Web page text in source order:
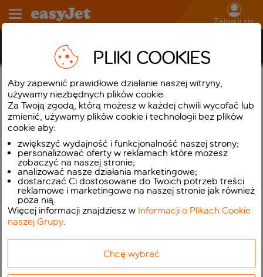
Zaloguj się
Mieszkańcy Balearów
Jeśli jesteście Państwo obywatelem Hiszpanii lub obywatelem innego
Kraju Członkowskiego Unii Europejskiej lub Państwa będącego stroną
Umowy o Europejskim Obszarze Gospodarczym i Szwajcarii i możecie
Państwa udowodnić, iż jesteście mieszkańcem Balearów lub Wysp
Kanaryjskich lub miast Ceuta i Melilla, jesteście Państwo upoważnieni do
dotacji (zniżki) dla Państwa podróży z miejsca zamieszkania do
pozostałej części Hiszpanii i z powrotem dla lotów bezpośrednich
zgodnie z Królewskim Rozporządzeniem 1316/2001 z dnia 30 listopada z
późniejszymi zmianami ogłoszonymi w Królewskim Rozporządzeniu
1340/2007 z dnia 11 października 2007 roku. W celu zapewnienia
zastosowania zniżki do Państwa Rezerwacji należy wybrać odpowiednią
opcję ‘Mieszkańcy’ w trakcie dokonywania Rezerwacji.
Wyłącznie następujące dokumenty poświadczające tożsamość będą
stanowiły potwierdzenie statusu mieszkańca – Krajowy Dowód Osobisty
(DNI) LUB paszport I któryś z następujących dokumentów:
Zaświadczenie o Zameldowaniu wydane przez Urząd Miejski; lub
Zaświadczenie o Zameldowaniu dla nieletnich; lub
Listy Uwierzytelniające od posła lub Senatora; lub
Cudzoziemców.
PLIKI COOKIES
Aby zapewnić prawidłowe działanie naszej witryny,
używamy niezbędnych plików cookie.
Za Twoją zgodą, którą możesz w każdej chwili wycofać lub
zmienić, używamy plików cookie i technologii bez plików
cookie aby:
zwiększyć wydajność i funkcjonalność naszej strony;
personalizować oferty w reklamach które możesz
zobaczyć na naszej stronie;
analizować nasze działania marketingowe;
dostarczać Ci dostosowane do Twoich potrzeb treści
reklamowe i marketingowe na naszej stronie jak również
poza nią.
Więcej informacji znajdziesz w Informacji o Plikach Cookie
naszej Grupy.
Chcę wybrać